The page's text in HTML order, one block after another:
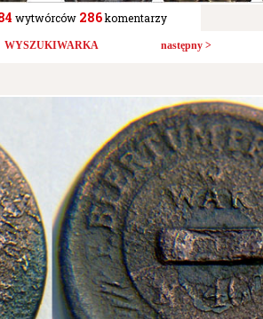
wytwórców 286komentarzy
WYSZUKIWARKA następny >